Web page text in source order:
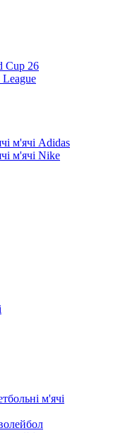
Cup 26
League
м'ячі Adidas
м'ячі Nike
м'ячі